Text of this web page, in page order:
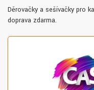
Děrovačky a sešívačky pro
doprava zdarma.